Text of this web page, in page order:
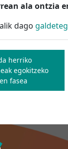
ala ontzia
dago
herriko
egokitzeko
fasea